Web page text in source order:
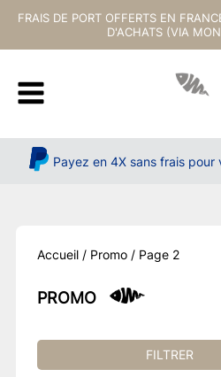
FRAIS DE PORT OFFERTS EN
D'ACHATS (VIA
Payez en 4X sans frais pour
Accueil / Promo / Page 2
PROMO
FILTRER